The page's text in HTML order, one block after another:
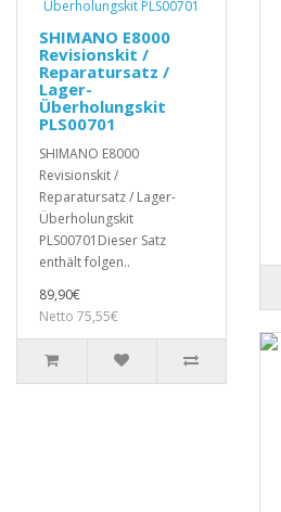
SHIMANO E8000
Revisionskit /
Reparatursatz /
Lager-
Überholungskit
PLS00701
SHIMANO E8000
Revisionskit /
Reparatursatz / Lager-
Überholungskit
PLS00701Dieser Satz
enthält folgen..
89,90€
Netto 75,55€